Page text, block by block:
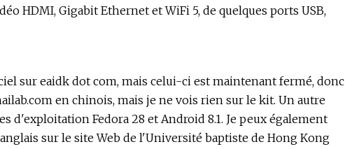
HDMI, Gigabit Ethernet et WiFi 5, de quelques ports USB,
sur eaidk dot com, mais celui-ci est maintenant fermé, donc
en chinois, mais je ne vois rien sur le kit. Un autre
d'exploitation Fedora 28 et Android 8.1. Je peux également
sur le site Web de l'Université baptiste de Hong Kong